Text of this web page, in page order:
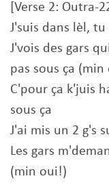
[Verse 2: Outra-
J'suis dans lèl,
J'vois des gars
pas sous ça
C'pour ça k'juis
sous ça
J'ai mis un 2 g's
Les gars
(min oui!)